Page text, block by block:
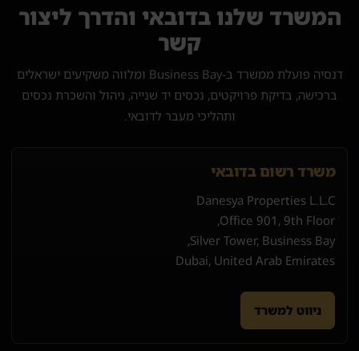
המשרד שלנו בדובאי והדרך ליצור
קשר
דנסיה פועלת ממשרד ב-Business Bay ומלווה משקיעים ישראלים
ברכישה, בדיקת פרויקטים, נכסים יד שנייה, ניהול והשכרת נכסים
ותהליכי מעבר לדובאי.
משרד רשום בדובאי
Danesya Properties L.L.C
Office 901, 9th Floor,
Silver Tower, Business Bay,
Dubai, United Arab Emirates
ניווט למשרד